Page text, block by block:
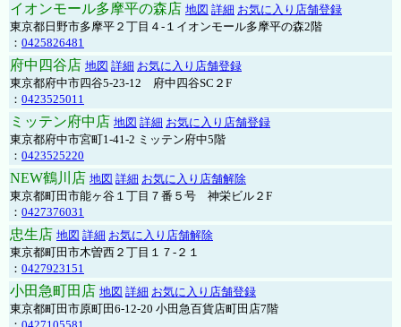
イオンモール多摩平の森店 地図 詳細 お気に入り店舗登録
東京都日野市多摩平２丁目４-１イオンモール多摩平の森2階
： 0425826481
府中四谷店 地図 詳細 お気に入り店舗登録
東京都府中市四谷5-23-12 府中四谷SC２F
： 0423525011
ミッテン府中店 地図 詳細 お気に入り店舗登録
東京都府中市宮町1-41-2 ミッテン府中5階
： 0423525220
NEW鶴川店 地図 詳細 お気に入り店舗解除
東京都町田市能ヶ谷１丁目７番５号 神栄ビル２F
： 0427376031
忠生店 地図 詳細 お気に入り店舗解除
東京都町田市木曽西２丁目１７-２１
： 0427923151
小田急町田店 地図 詳細 お気に入り店舗登録
東京都町田市原町田6-12-20 小田急百貨店町田店7階